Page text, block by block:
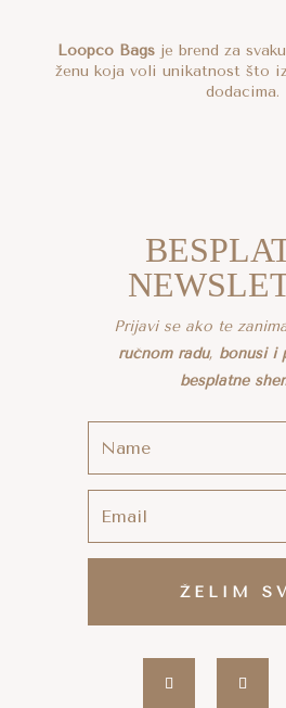
Loopco Bagsje brend za
ženu koja voli unikatnost što
dodacima.
Prijavi se ako te
ručnom radu, bonusi i
besplatne
ŽELIM